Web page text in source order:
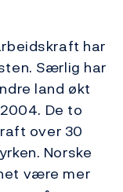
har
Særlig har
land økt
De to
over 30
Norske
være mer